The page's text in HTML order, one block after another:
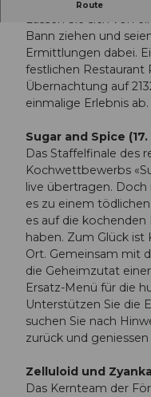
Route
Lassen Sie sich von
Bann ziehen und
Ermittlungen dabei.
festlichen Restaurant
Übernachtung auf
einmalige Erlebnis ab.
Sugar and Spice
Das Staffelfinale des
Kochwettbewerbs
live übertragen.
es zu einem
es auf die kochenden
haben. Zum Glück ist
Ort. Gemeinsam mit
die Geheimzutat
Ersatz-Menü für die
Unterstützen Sie die
suchen Sie nach
zurück und
Zelluloid und
Das Kernteam der